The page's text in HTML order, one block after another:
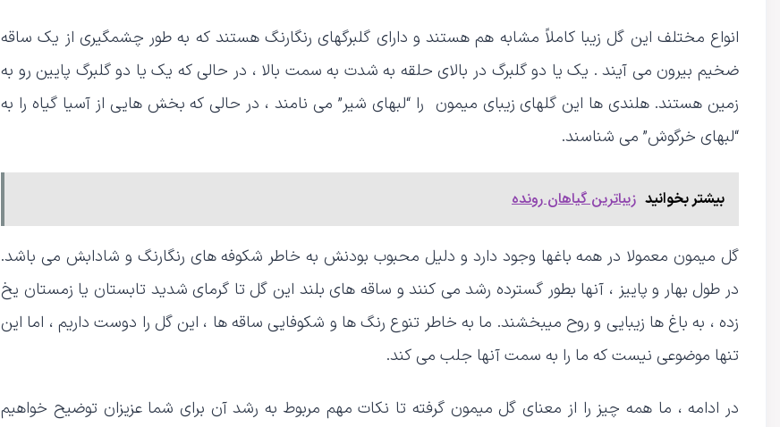
انواع مختلف این گل زیبا کاملاً مشابه هم هستند و دارای گلبرگهای رنگارنگ هستند که به طور چشمگیری از یک ساقه
ضخیم بیرون می آیند . یک یا دو گلبرگ در بالای حلقه به شدت به سمت بالا ، در حالی که یک یا دو گلبرگ پایین رو به
زمین هستند. هلندی ها این گلهای زیبای میمون را “لبهای شیر” می نامند ، در حالی که بخش هایی از آسیا گیاه را به
“لبهای خرگوش” می شناسند.
بیشتر بخوانید زیباترین گیاهان رونده
گل میمون معمولا در همه باغها وجود دارد و دلیل محبوب بودنش به خاطر شکوفه های رنگارنگ و شادابش می باشد.
در طول بهار و پاییز ، آنها بطور گسترده رشد می کنند و ساقه های بلند این گل تا گرمای شدید تابستان یا زمستان یخ
زده ، به باغ ها زیبایی و روح میبخشند. ما به خاطر تنوع رنگ ها و شکوفایی ساقه ها ، این گل را دوست داریم ، اما این
تنها موضوعی نیست که ما را به سمت آنها جلب می کند.
در ادامه ، ما همه چیز را از معنای گل میمون گرفته تا نکات مهم مربوط به رشد آن برای شما عزیزان توضیح خواهیم